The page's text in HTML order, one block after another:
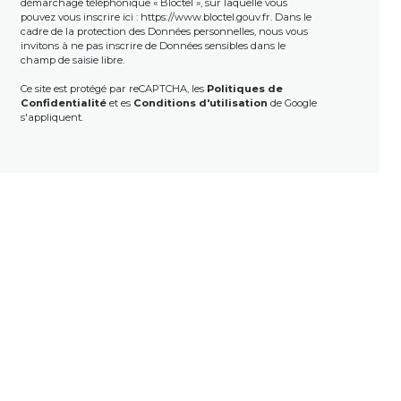
démarchage téléphonique « Bloctel », sur laquelle vous
pouvez vous inscrire ici : https://www.bloctel.gouv.fr. Dans le
cadre de la protection des Données personnelles, nous vous
invitons à ne pas inscrire de Données sensibles dans le
champ de saisie libre.
Ce site est protégé par reCAPTCHA, les Politiques de
Confidentialitéet es Conditions d'utilisation de Google
s'appliquent.